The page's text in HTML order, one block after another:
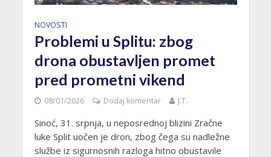
NOVOSTI
Problemi u Splitu: zbog
drona obustavljen promet
pred prometni vikend
08/01/2026 Dodaj komentar J.T.
Sinoć, 31. srpnja, u neposrednoj blizini Zračne
luke Split uočen je dron, zbog čega su nadležne
službe iz sigurnosnih razloga hitno obustavile